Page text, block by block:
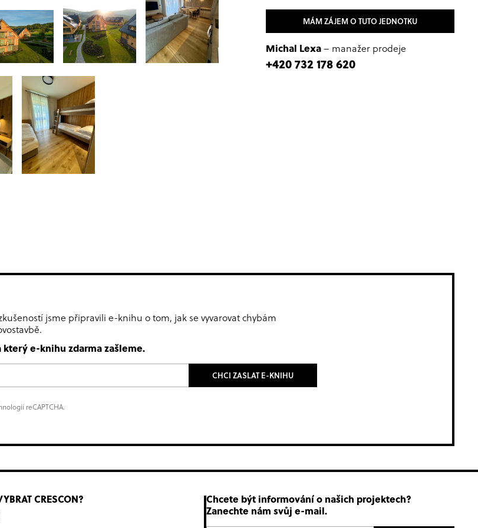
MÁM ZÁJEM O TUTO JEDNOTKU
Michal Lexa– manažer prodeje
+420 732 178 620
jsme připravili e-knihu o tom, jak se vyvarovat chybám
e-knihu zdarma zašleme.
CHCI ZASLAT E-KNIHU
reCAPTCHA.
CRESCON?
Chcete být informování o našich projektech?
Zanechte nám svůj e-mail.